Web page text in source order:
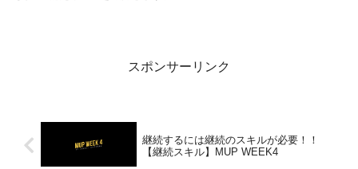
スポンサーリンク
継続するには継続のスキルが必要！！
【継続スキル】MUP WEEK4